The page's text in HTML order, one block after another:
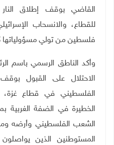
القاضي بوقف إطلاق النار
للقطاع، والانسحاب
فلسطين من تولي مسؤولياتها
وأكد الناطق الرسمي باسم
الاحتلال على القبول
الفلسطيني في قطاع غزة،
الخطيرة في الضفة الغربية
الشعب الفلسطيني وأرضه
المستوطنين الذين